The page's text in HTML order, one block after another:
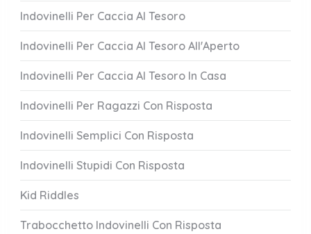
Indovinelli Per Caccia Al Tesoro
Indovinelli Per Caccia Al Tesoro All'Aperto
Indovinelli Per Caccia Al Tesoro In Casa
Indovinelli Per Ragazzi Con Risposta
Indovinelli Semplici Con Risposta
Indovinelli Stupidi Con Risposta
Kid Riddles
Trabocchetto Indovinelli Con Risposta